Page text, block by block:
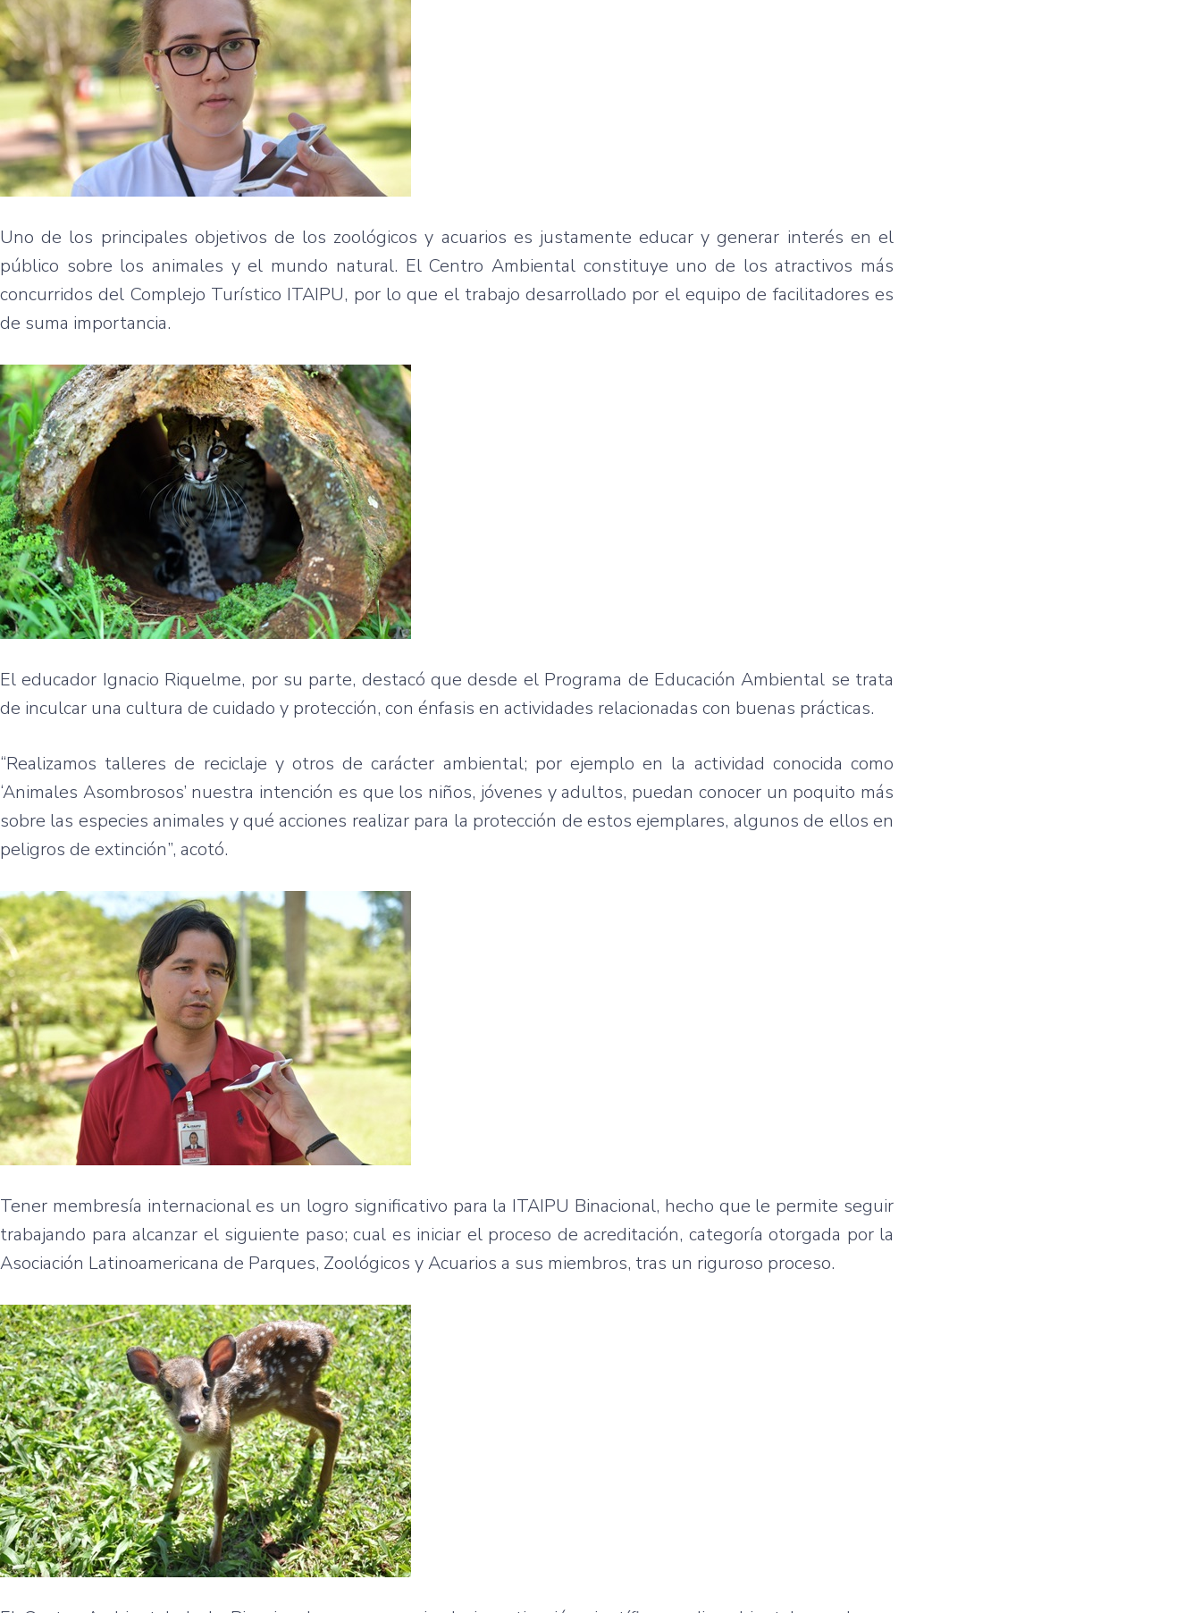
Uno de los principales objetivos de los zoológicos y acuarios es justamente educar y generar interés en el
público sobre los animales y el mundo natural. El Centro Ambiental constituye uno de los atractivos más
concurridos del Complejo Turístico ITAIPU, por lo que el trabajo desarrollado por el equipo de facilitadores es
de suma importancia.
El educador Ignacio Riquelme, por su parte, destacó que desde el Programa de Educación Ambiental se trata
de inculcar una cultura de cuidado y protección, con énfasis en actividades relacionadas con buenas prácticas.
“Realizamos talleres de reciclaje y otros de carácter ambiental; por ejemplo en la actividad conocida como
‘Animales Asombrosos’ nuestra intención es que los niños, jóvenes y adultos, puedan conocer un poquito más
sobre las especies animales y qué acciones realizar para la protección de estos ejemplares, algunos de ellos en
peligros de extinción”, acotó.
Tener membresía internacional es un logro significativo para la ITAIPU Binacional, hecho que le permite seguir
trabajando para alcanzar el siguiente paso; cual es iniciar el proceso de acreditación, categoría otorgada por la
Asociación Latinoamericana de Parques, Zoológicos y Acuarios a sus miembros, tras un riguroso proceso.